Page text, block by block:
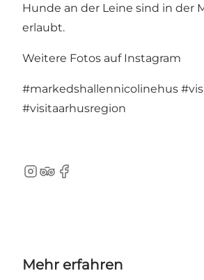
Hunde an der Leine sind in der
erlaubt.
Weitere Fotos auf Instagram
#markedshallennicolinehus
#visitaarhusregion
Instagram
TripAdvisor
Facebook
Mehr erfahren